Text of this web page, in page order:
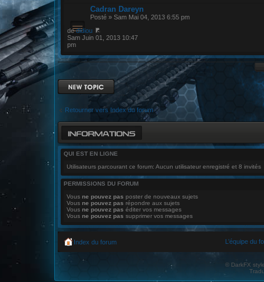
Cadran Dareyn
Posté » Sam Mai 04, 2013 6:55 pm
dedidiou
Sam Juin 01, 2013 10:47
pm
Ecrire un nouveau
sujet
Retourner vers Index du forum
INFORMATIONS
QUI EST EN LIGNE
Utilisateurs parcourant ce forum: Aucun utilisateur enregistré et 8 invités
PERMISSIONS DU FORUM
Vous ne pouvez pas poster de nouveaux sujets
Vous ne pouvez pas répondre aux sujets
Vous ne pouvez pas éditer vos messages
Vous ne pouvez pas supprimer vos messages
Index du forum L’équipe du
© DarkFX